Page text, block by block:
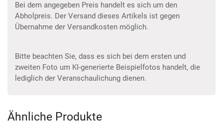
Bei dem angegeben Preis handelt es sich um den
Abholpreis. Der Versand dieses Artikels ist gegen
Übernahme der Versandkosten möglich.
Bitte beachten Sie, dass es sich bei dem ersten und
zweiten Foto um KI-generierte Beispielfotos handelt, die
lediglich der Veranschaulichung dienen.
Ähnliche Produkte